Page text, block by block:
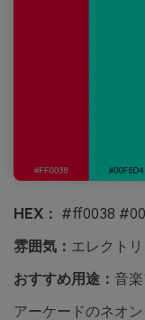
HEX： #ff0038
雰囲気： エレクト
おすすめ用途： 音
アーケードのネオ